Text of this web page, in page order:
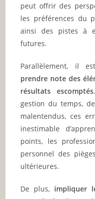
peut offrir des
les préférences du
ainsi des pistes à
futures.
Parallèlement, il
prendre note des
résultats escomptés
gestion du temps,
malentendus, ces
inestimable
points, les
personnel des
ultérieures.
De plus, impliquer